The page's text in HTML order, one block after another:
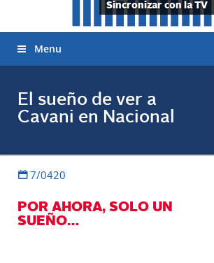
Sincronizar con la TV
Menu
El sueño de ver a
Cavani en Nacional
7/0420
POR AHORA, SOLO UN
SUEÑO…